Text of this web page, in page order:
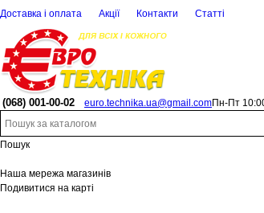
Доставка і оплата Акції Контакти Статті
(068) 001-00-02 euro.technika.ua@gmail.comПн-Пт
Пошук
Наша мережа магазинів
Подивитися на карті